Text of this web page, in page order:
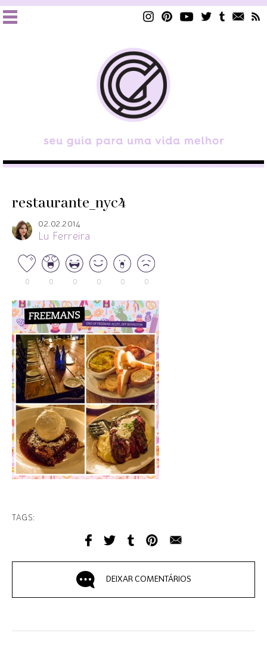
restaurante_nyc4
02.02.2014
Lu Ferreira
0 0 0 0 0 0
TAGS:
DEIXAR COMENTÁRIOS